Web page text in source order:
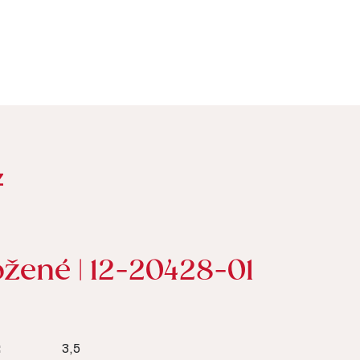
| 12-20428-01
3,5